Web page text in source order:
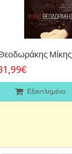
Μίκης
Εξαντλημένο